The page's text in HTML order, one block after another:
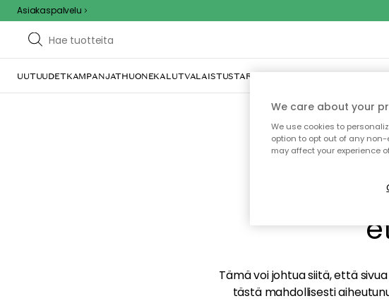
Asiakaspalvelu
UUTUUDETKAMPANJATHUONEKALUTVALAISTUSTARJOILU JA KATTAUSSISUSTUS
Tämä voi johtua siitä, että
tästä mahdollisesti
We care about your
We use cookies to
option to opt out of any
may affect your experience